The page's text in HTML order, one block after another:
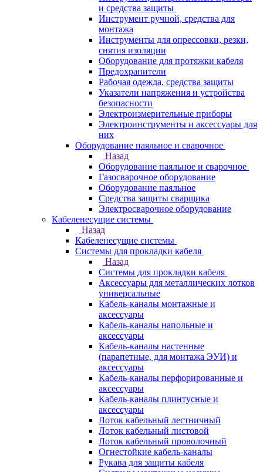
и средства защиты
Инструмент ручной, средства для
монтажа
Инструменты для опрессовки, резки,
снятия изоляции
Оборудование для протяжки кабеля
Предохранители
Рабочая одежда, средства защиты
Указатели напряжения и устройства
безопасности
Электроизмерительные приборы
Электроинструменты и аксессуары для
них
Оборудование паяльное и сварочное
Назад
Оборудование паяльное и сварочное
Газосварочное оборудование
Оборудование паяльное
Средства защиты сварщика
Электросварочное оборудование
Кабеленесущие системы
Назад
Кабеленесущие системы
Системы для прокладки кабеля
Назад
Системы для прокладки кабеля
Аксессуары для металлических лотков
универсальные
Кабель-каналы монтажные и
аксессуары
Кабель-каналы напольные и
аксессуары
Кабель-каналы настенные
(парапетные, для монтажа ЭУИ) и
аксессуары
Кабель-каналы перфорированные и
аксессуары
Кабель-каналы плинтусные и
аксессуары
Лоток кабельный лестничный
Лоток кабельный листовой
Лоток кабельный проволочный
Огнестойкие кабель-каналы
Рукава для защиты кабеля